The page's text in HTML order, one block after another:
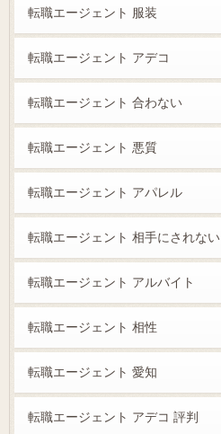
転職エージェント 服装
転職エージェント アデコ
転職エージェント 合わない
転職エージェント 悪質
転職エージェント アパレル
転職エージェント 相手にされない
転職エージェント アルバイト
転職エージェント 相性
転職エージェント 愛知
転職エージェント アデコ 評判